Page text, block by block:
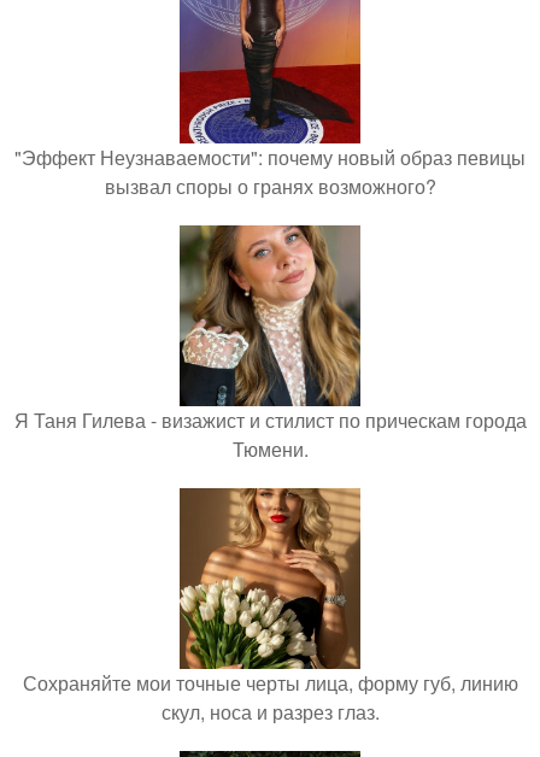
"Эффект Неузнаваемости": почему новый образ певицы
вызвал споры о гранях возможного?
Я Таня Гилева - визажист и стилист по прическам города
Тюмени.
Сохраняйте мои точные черты лица, форму губ, линию
скул, носа и разрез глаз.